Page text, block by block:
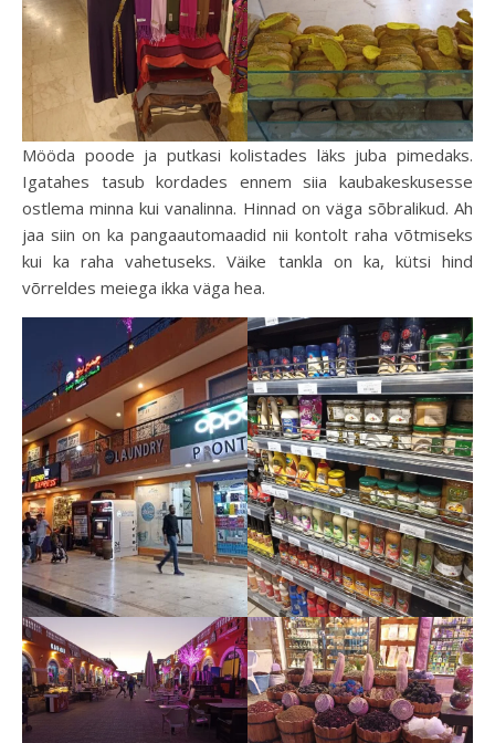
Mööda poode ja putkasi kolistades läks juba pimedaks.
Igatahes tasub kordades ennem siia kaubakeskusesse
ostlema minna kui vanalinna. Hinnad on väga sõbralikud. Ah
jaa siin on ka pangaautomaadid nii kontolt raha võtmiseks
kui ka raha vahetuseks. Väike tankla on ka, kütsi hind
võrreldes meiega ikka väga hea.